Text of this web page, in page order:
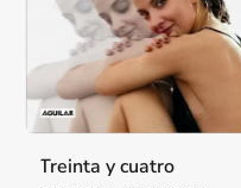
Treinta y cuatro